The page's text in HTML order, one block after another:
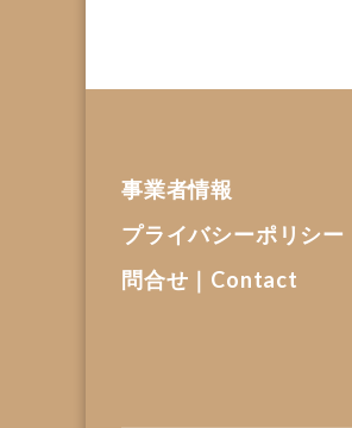
事業者情報
プライバシーポリシー
問合せ｜Contact